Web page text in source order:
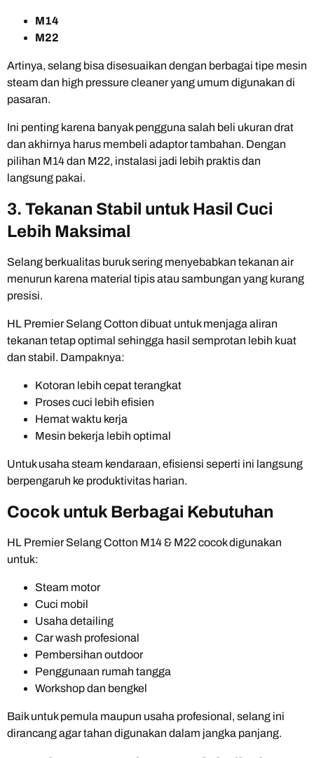
M14
M22
Artinya, selang bisa disesuaikan dengan berbagai tipe mesin
steam dan high pressure cleaner yang umum digunakan di
pasaran.
Ini penting karena banyak pengguna salah beli ukuran drat
dan akhirnya harus membeli adaptor tambahan. Dengan
pilihan M14 dan M22, instalasi jadi lebih praktis dan
langsung pakai.
3. Tekanan Stabil untuk Hasil Cuci
Lebih Maksimal
Selang berkualitas buruk sering menyebabkan tekanan air
menurun karena material tipis atau sambungan yang kurang
presisi.
HL Premier Selang Cotton dibuat untuk menjaga aliran
tekanan tetap optimal sehingga hasil semprotan lebih kuat
dan stabil. Dampaknya:
Kotoran lebih cepat terangkat
Proses cuci lebih efisien
Hemat waktu kerja
Mesin bekerja lebih optimal
Untuk usaha steam kendaraan, efisiensi seperti ini langsung
berpengaruh ke produktivitas harian.
Cocok untuk Berbagai Kebutuhan
HL Premier Selang Cotton M14 & M22 cocok digunakan
untuk:
Steam motor
Cuci mobil
Usaha detailing
Car wash profesional
Pembersihan outdoor
Penggunaan rumah tangga
Workshop dan bengkel
Baik untuk pemula maupun usaha profesional, selang ini
dirancang agar tahan digunakan dalam jangka panjang.